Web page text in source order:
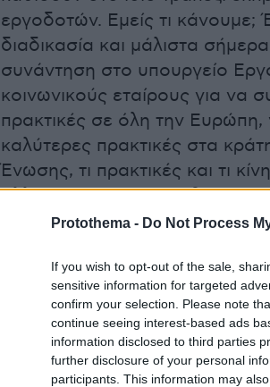
Protothema - Do Not Process
If you wish to opt-out of the sale,
sensitive information for targeted
confirm your selection. Please note
continue seeing interest-based ads
information disclosed to third parties
further disclosure of your personal
participants. This information may
εργοδοτών. Εμείς τι κάνουμε;
διαδικασία και μάλιστα
συνάντηση στο υπουργείο
κοινωνικούς εταίρους για να
πρακτικές σε όλη την
καλύτερες πρακτικές στα
Ένωσης, τι πρακτικές και τι
άλλες χώρες για να ωθήσουν
συμβάσεων. Να τα
μέχρι τέλος του χρόνου θα
οδικό χάρτη για το πως θα
αύξηση των Συλλογικών
ενίσχυση θα έλεγα του
συμβάσεις εργασίας».